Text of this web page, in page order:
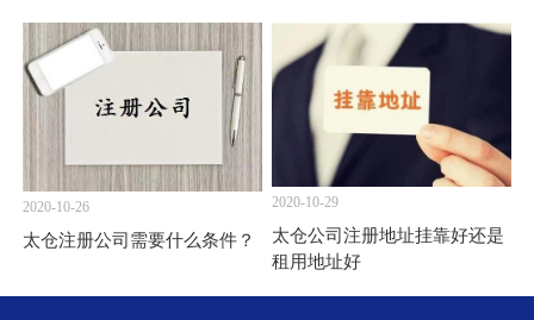
2020-10-26
太仓注册公司需要什么条件？
2020-10-29
太仓公司注册地址挂靠好还是
租用地址好